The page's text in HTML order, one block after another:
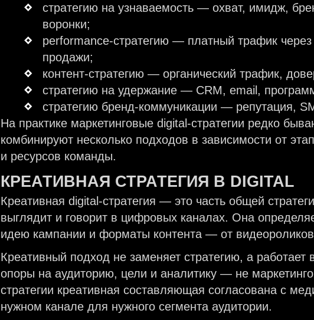
стратегию на узнаваемость — охват, имидж,
воронки;
performance-стратегию — платный трафик
продажи;
контент-стратегию — органический трафик,
стратегию на удержание — CRM, email,
стратегию бренд-коммуникации — репутация,
На практике маркетинговые digital-стратегии редко
комбинируют несколько подходов в зависимости от
и ресурсов команды.
КРЕАТИВНАЯ СТРАТЕГИЯ В DIGITAL
Креативная digital-стратегия — это часть общей
выглядит и говорит в цифровых каналах. Она
идею кампании и форматы контента — от
Креативный подход не заменяет стратегию, а
опоры на аудиторию, цели и аналитику — не
стратегии креативная составляющая согласована с
нужном канале для нужного сегмента аудитории.